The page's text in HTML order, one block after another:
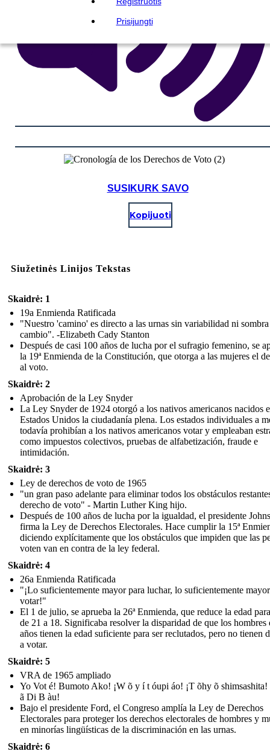
Prisijungti
SUSIKURK SAVO
Kopijuoti
Siužetinės Linijos Tekstas
Skaidrė: 1
19a Enmienda Ratificada
"Nuestro 'camino' es directo a las urnas sin variabilidad ni
cambio". -Elizabeth Cady Stanton
Después de casi 100 años de lucha por el sufragio femenino, se
la 19ª Enmienda de la Constitución, que otorga a las mujeres el
al voto.
Skaidrė: 2
Aprobación de la Ley Snyder
La Ley Snyder de 1924 otorgó a los nativos americanos nacidos
Estados Unidos la ciudadanía plena. Los estados individuales a
todavía prohibían a los nativos americanos votar y empleaban
como impuestos colectivos, pruebas de alfabetización, fraude e
intimidación.
Skaidrė: 3
Ley de derechos de voto de 1965
"un gran paso adelante para eliminar todos los obstáculos
derecho de voto" - Martin Luther King hijo.
Después de 100 años de lucha por la igualdad, el presidente
firma la Ley de Derechos Electorales. Hace cumplir la 15ª
diciendo explícitamente que los obstáculos que impiden que las
voten van en contra de la ley federal.
Skaidrė: 4
26a Enmienda Ratificada
"¡Lo suficientemente mayor para luchar, lo suficientemente
votar!"
El 1 de julio, se aprueba la 26ª Enmienda, que reduce la edad
de 21 a 18. Significaba resolver la disparidad de que los hombres
años tienen la edad suficiente para ser reclutados, pero no tienen
a votar.
Skaidrė: 5
VRA de 1965 ampliado
Yo Vot é! Bumoto Ako! ¡W õ y í t óupi áo! ¡T õhy õ
ã Di B àu!
Bajo el presidente Ford, el Congreso amplía la Ley de Derechos
Electorales para proteger los derechos electorales de hombres y
en minorías lingüísticas de la discriminación en las urnas.
Skaidrė: 6